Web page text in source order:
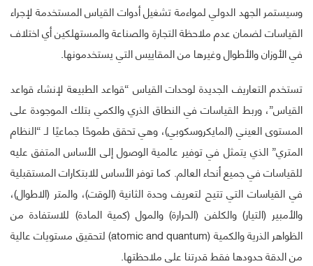
وسيستمر الجهد الدولي لمواءمة تشغيل أدوات القياس المستخدمة لإجراء
القياسات لضمان عدم ملاحظة التجارة والصناعة والمستهلكين أي اختلاف
في الأوزان والأطوال وغيرها من المقاييس التي يستخدمونها.
تستخدم التعاريف الجديدة لوحدات القياس “قواعد الطبيعة لإنشاء قواعد
القياس”، وربط القياسات في النطاق الذري والكمي بتلك الموجودة على
المستوى العيني (المايكروسكوبي)، وهي تحقق طموحًا جماعيًا لـ “النظام
المتري” الذي يتمثل في توفير عالمية الوصول إلى الأساس المتفق عليه
للقياسات في جميع أنحاء العالم. كما توفر الأساس للابتكارات المستقبلية
في القياسات التي تتيح لتعريف وحدة الثانية (الوقت)، والمتر (الاطوال)،
والأمبير (التيار) والكلفن (الحرارة) والمول (كمية المادة) للاستفادة من
الظواهر الذرية والكمية (atomic and quantum) لتحقيق مستويات عالية
من الدقة حدودها فقط قدرتنا على ملاحظتها.